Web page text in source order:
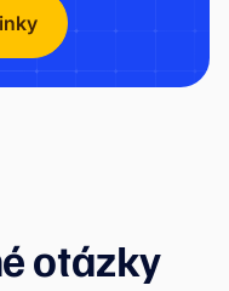
otázky